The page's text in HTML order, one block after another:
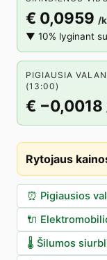
€ 0,0959 /
▼ 10% lyginant
PIGIAUSIA
(13:00)
€ −0,0018
Rytojaus
⏰ Pigiausios
🔌
🌡️ Šilumos